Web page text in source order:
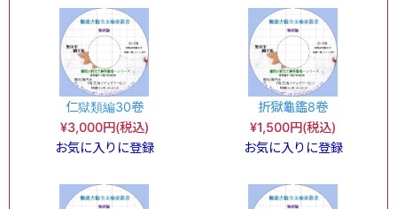
仁獄類編30卷
¥3,000円(税込)
お気に入りに登録
折獄龜鑑8卷
¥1,500円(税込)
お気に入りに登録